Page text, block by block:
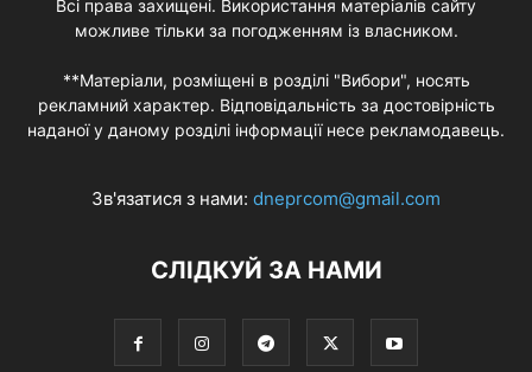
Всі права захищені. Використання матеріалів сайту
можливе тільки за погодженням із власником.
**Матеріали, розміщені в розділі "Вибори", носять
рекламний характер. Відповідальність за достовірність
наданої у даному розділі інформації несе рекламодавець.
Зв'язатися з нами: dneprcom@gmail.com
СЛІДКУЙ ЗА НАМИ